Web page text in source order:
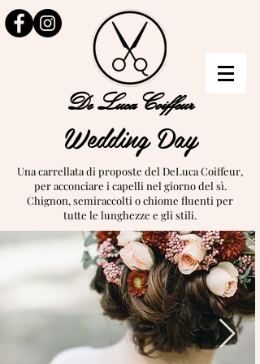
De LucaCoiffeur
Wedding Day
Una carrellata di proposte del DeLuca Coiffeur,
per acconciare i capelli nel giorno del sì.
Chignon, semiraccolti o chiome fluenti per
tutte le lunghezze e gli stili.